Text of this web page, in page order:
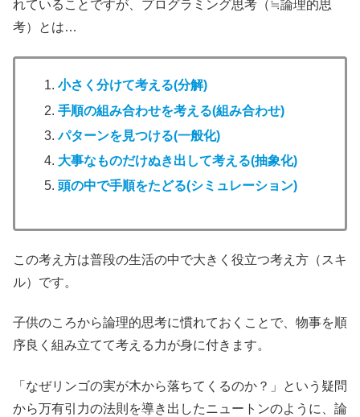
れていることですが、プログラミング思考（≒論理的思
考）とは…
小さく分けて考える(分解)
手順の組み合わせを考える(組み合わせ)
パターンを見つける(一般化)
大事なものだけぬき出して考える(抽象化)
頭の中で手順をたどる(シミュレーション)
この考え方は普段の生活の中で大きく役立つ考え方（スキ
ル）です。
子供のころから論理的思考に慣れておくことで、物事を順
序良く組み立てて考える力が身に付きます。
「なぜリンゴの実が木から落ちてくるのか？」という疑問
から万有引力の法則を導き出したニュートンのように、論